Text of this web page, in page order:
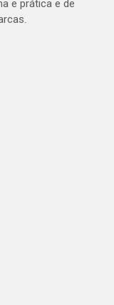
e prática e de